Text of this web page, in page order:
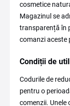
cosmetice
Magazinul se
transparență în
comanzi aceste
Condiții de
Codurile de
pentru o
comenzii. Unele